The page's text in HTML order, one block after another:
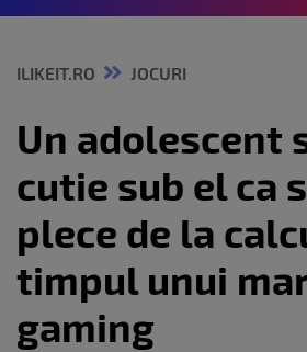
ILIKEIT.RO JOCURI
Un adolescent
cutie sub el ca
plece de la
timpul unui
gaming